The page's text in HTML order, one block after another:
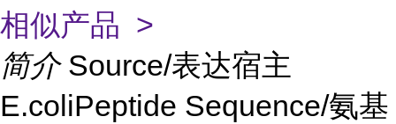
相似产品 >
简介 Source/表达宿主
E.coliPeptide Sequence/氨基